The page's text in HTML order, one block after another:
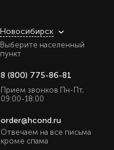
Новосибирск
Выберите населенный
пункт
8 (800) 775-86-81
Прием звонков Пн-Пт,
09:00-18:00
order@hcond.ru
Отвечаем на все письма
кроме спама